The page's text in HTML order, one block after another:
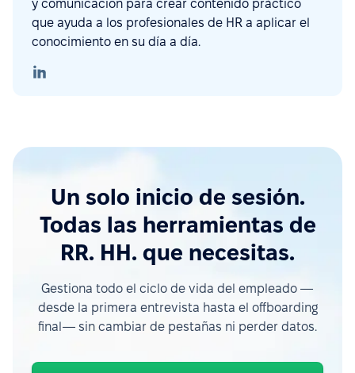
y comunicación para crear contenido práctico
que ayuda a los profesionales de HR a aplicar el
conocimiento en su día a día.
Un solo inicio de sesión.
Todas las herramientas de
RR. HH. que necesitas.
Gestiona todo el ciclo de vida del empleado —
desde la primera entrevista hasta el offboarding
final— sin cambiar de pestañas ni perder datos.